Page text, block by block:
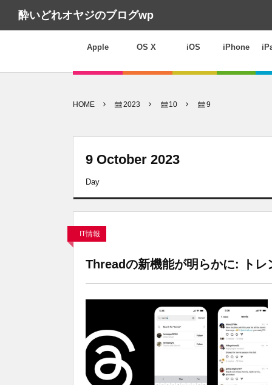
酔いどれオヤジのブログwp
Apple OS X iOS iPhone
HOME 2023 10 9
9 October 2023
Day
IT情報
Threadの新機能が明らかに: ト